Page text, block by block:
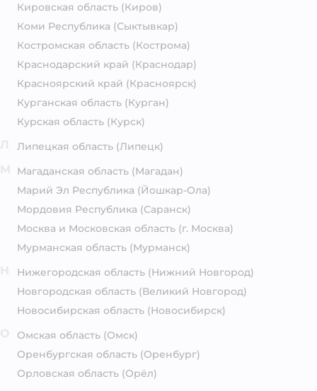
Кировская область (Киров)
Коми Республика (Сыктывкар)
Костромская область (Кострома)
Краснодарский край (Краснодар)
Красноярский край (Красноярск)
Курганская область (Курган)
Курская область (Курск)
Липецкая область (Липецк)
Магаданская область (Магадан)
Марий Эл Республика (Йошкар-Ола)
Мордовия Республика (Саранск)
Москва и Московская область (г. Москва)
Мурманская область (Мурманск)
Нижегородская область (Нижний Новгород)
Новгородская область (Великий Новгород)
Новосибирская область (Новосибирск)
Омская область (Омск)
Оренбургская область (Оренбург)
Орловская область (Орёл)